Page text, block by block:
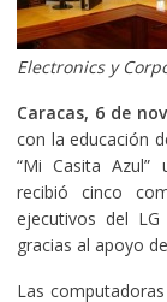
Electronics y
Caracas, 6 de
con la educación
“Mi Casita Azul”
recibió cinco
ejecutivos del
gracias al apoyo
Las